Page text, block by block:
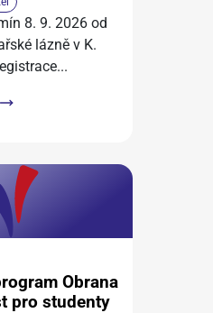
8. 9. 2026 od
lázně v K.
...
Obrana
pro studenty